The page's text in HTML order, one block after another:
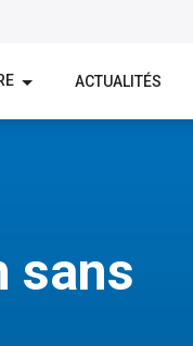
ACTUALITÉS
sans